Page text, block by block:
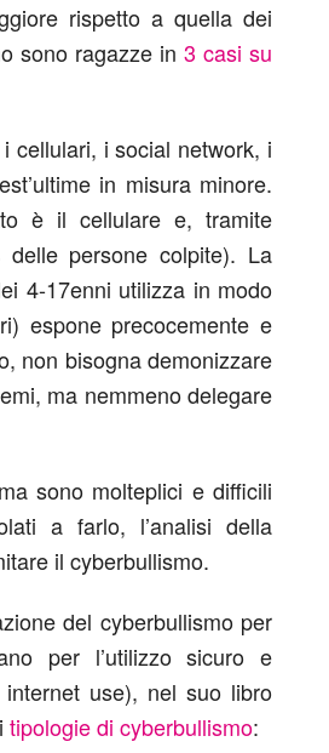
rispetto a quella dei
sono ragazze in 3 casi su
cellulari, i social network, i
in misura minore.
è il cellulare e, tramite
delle persone colpite). La
4-17enni utilizza in modo
espone precocemente e
non bisogna demonizzare
ma nemmeno delegare
sono molteplici e difficili
a farlo, l’analisi della
il cyberbullismo.
del cyberbullismo per
per l’utilizzo sicuro e
use), nel suo libro
tipologie di cyberbullismo: